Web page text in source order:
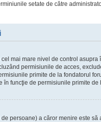
setate de către
mai mare nivel de control asupra
permisiunile de acces,
primite de la fondatorul
în funcţie de permisiunile primite de
persoane) a căror menire este